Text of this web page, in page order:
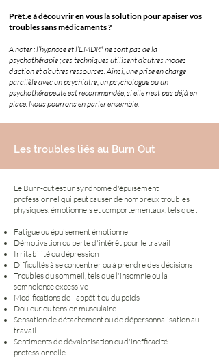
Prêt.e à découvrir en vous la solution pour apaiser vos
troubles sans médicaments ?
A noter : l’hypnose et l’EMDR* ne sont pas de la
psychothérapie ; ces techniques utilisent d’autres modes
d’action et d’autres ressources. Ainsi, une prise en charge
parallèle avec un psychiatre, un psychologue ou un
psychothérapeute est recommandée, si elle n’est pas déjà en
place. Nous pourrons en parler ensemble.
Les troubles liés au Burn Out
Le Burn-out est un syndrome d'épuisement
professionnel qui peut causer de nombreux troubles
physiques, émotionnels et comportementaux, tels que :
Fatigue ou épuisement émotionnel
Démotivation ou perte d'intérêt pour le travail
Irritabilité ou dépression
Difficultés à se concentrer ou à prendre des décisions
Troubles du sommeil, tels que l'insomnie ou la
somnolence excessive
Modifications de l'appétit ou du poids
Douleur ou tension musculaire
Sensation de détachement ou de dépersonnalisation au
travail
Sentiments de dévalorisation ou d'inefficacité
professionnelle